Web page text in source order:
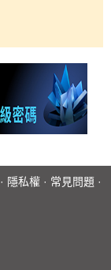
· 隱私權 · 常見問題 ·